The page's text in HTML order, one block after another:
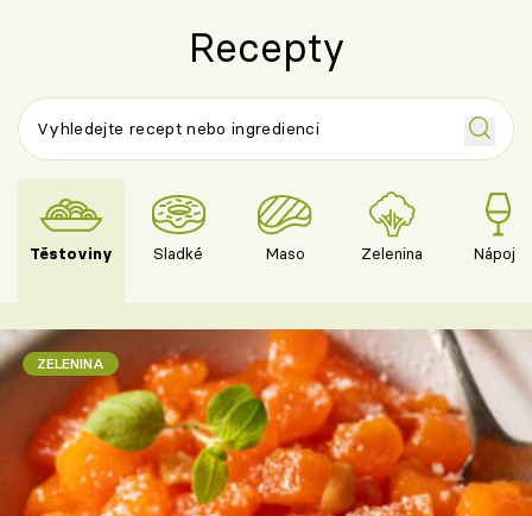
Recepty
Těstoviny Sladké Maso Zelenina Nápoje
ZELENINA